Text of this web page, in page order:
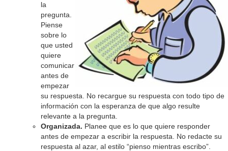
la
pregunta.
Piense
sobre lo
que usted
quiere
comunicar
antes de
empezar
su respuesta. No recargue su respuesta con todo tipo de
información con la esperanza de que algo resulte
relevante a la pregunta.
Organizada. Planee que es lo que quiere responder
antes de empezar a escribir la respuesta. No redacte su
respuesta al azar, al estilo “pienso mientras escribo”.